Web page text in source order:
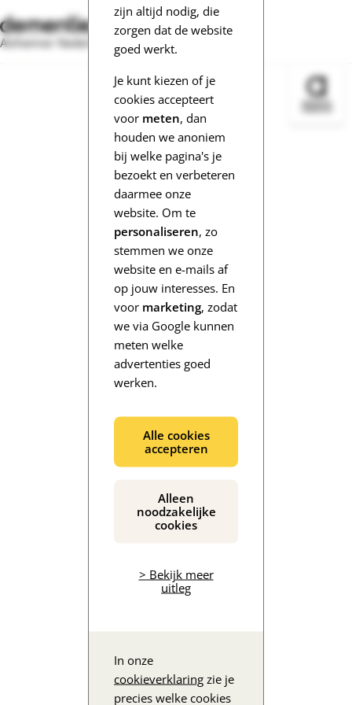
zijn altijd nodig, die
zorgen dat de website
goed werkt.
Je kunt kiezen of je
cookies accepteert
voor meten, dan
houden we anoniem
bij welke pagina's je
bezoekt en verbeteren
daarmee onze
website. Om te
personaliseren, zo
stemmen we onze
website en e-mails af
op jouw interesses. En
voor marketing, zodat
we via Google kunnen
meten welke
advertenties goed
werken.
Alle cookies
accepteren
Alleen
noodzakelijke
cookies
> Bekijk meer
uitleg
In onze
cookieverklaring zie je
precies welke cookies
Alzheimer Nederland
De inhoud wordt geladen...